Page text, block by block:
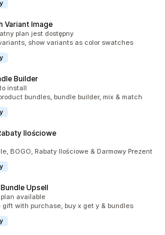
Variant Image
1687
plan jest dostępny
show variants as color swatches
Builder
1086
install
bundles, bundle builder, mix & match
Ilościowe
263
BOGO, Rabaty Ilościowe & Darmowy Prezent
Upsell
4040
plan available
gift with purchase, buy x get y & bundles